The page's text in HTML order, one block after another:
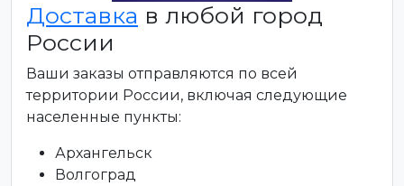
Доставка в любой город
России
Ваши заказы отправляются по всей
территории России, включая следующие
населенные пункты:
Архангельск
Волгоград